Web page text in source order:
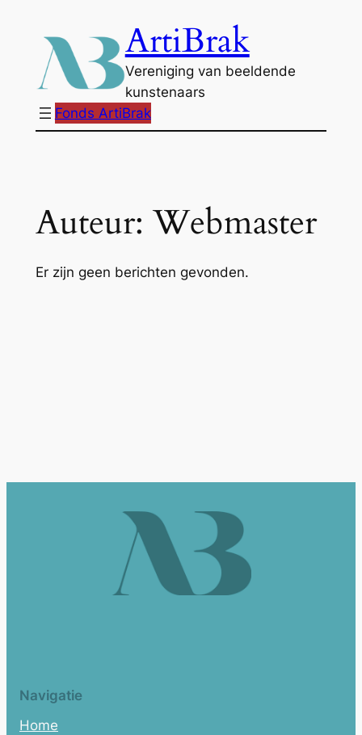
inhoud
ArtiBrak
Vereniging van beeldende
kunstenaars
Fonds ArtiBrak
Auteur:Webmaster
Er zijn geen berichten gevonden.
Navigatie
Home